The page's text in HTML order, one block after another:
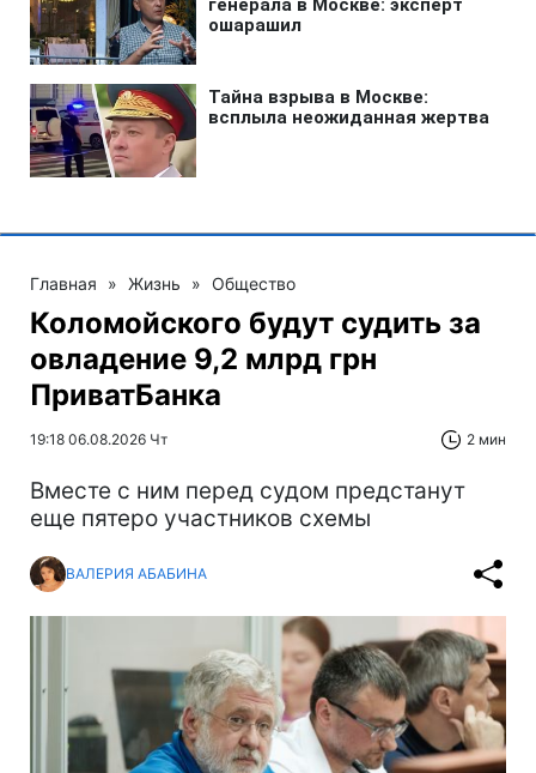
Главная » Жизнь » Общество
Коломойского будут судить за
овладение 9,2 млрд грн
ПриватБанка
19:18 06.08.2026 Чт 2 мин
Вместе с ним перед судом предстанут
еще пятеро участников схемы
ВАЛЕРИЯ АБАБИНА